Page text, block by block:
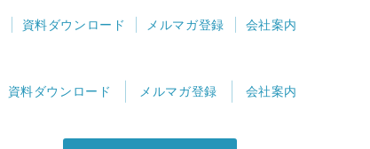
資料ダウンロード メルマガ登録 会社案内
資料ダウンロード メルマガ登録 会社案内